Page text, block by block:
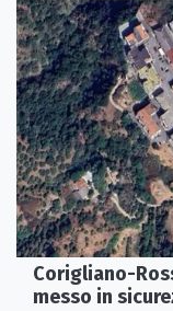
Corigliano-
messo in